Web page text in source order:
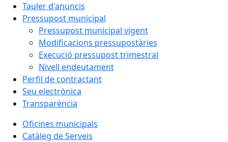
Tauler d'anuncis
Pressupost municipal
Pressupost municipal vigent
Modificacions pressupostàries
Execució pressupost trimestral
Nivell endeutament
Perfil de contractant
Seu electrònica
Transparència
Oficines municipals
Catàleg de Serveis